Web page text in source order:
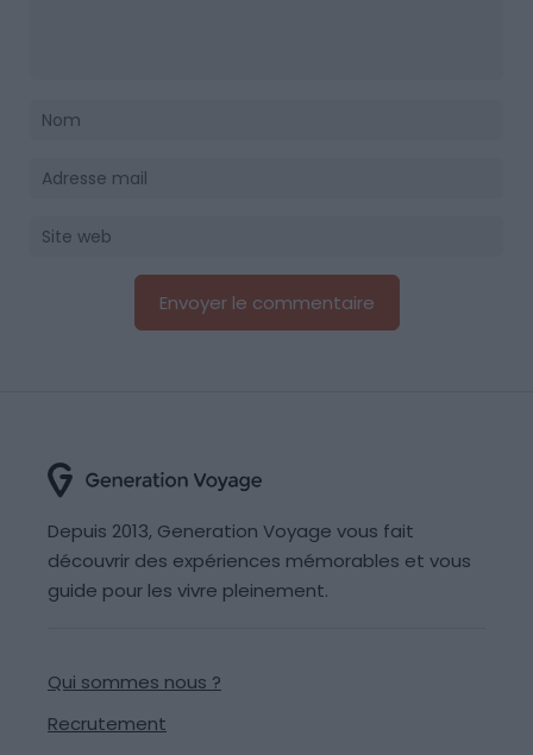
Depuis 2013, Generation Voyage vous fait
découvrir des expériences mémorables et vous
guide pour les vivre pleinement.
Qui sommes nous ?
Recrutement